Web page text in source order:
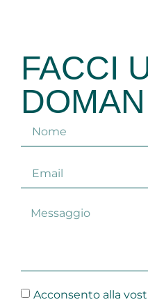
FACCI
Acconsento alla